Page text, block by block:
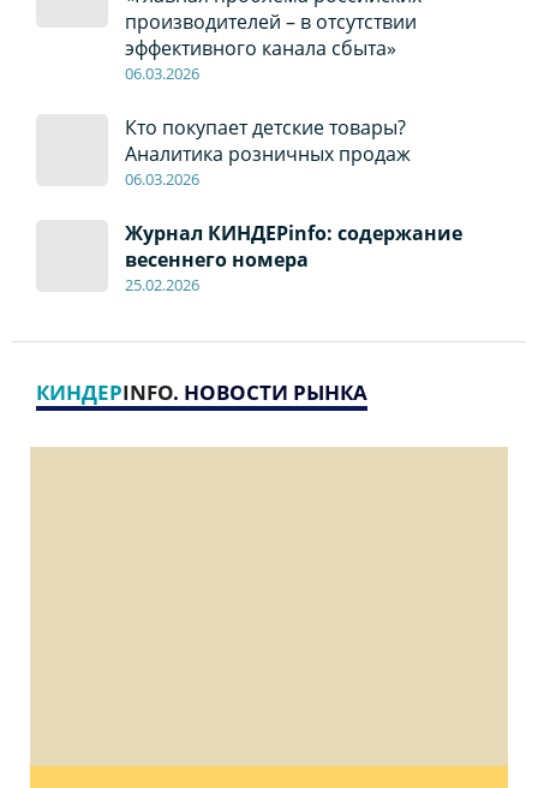
производителей – в отсутствии
эффективного канала сбыта»
06.03.2026
Кто покупает детские товары?
Аналитика розничных продаж
06.03.2026
Журнал КИНДЕРinfo: содержание
весеннего номера
25.02.2026
КИНДЕРINFO. НОВОСТИ РЫНКА